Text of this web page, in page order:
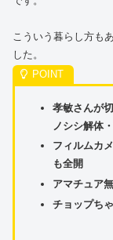
こういう暮らし方も
した。
孝敏さんが
ノシシ解体
フィルムカ
も全開
アマチュア
チョップち